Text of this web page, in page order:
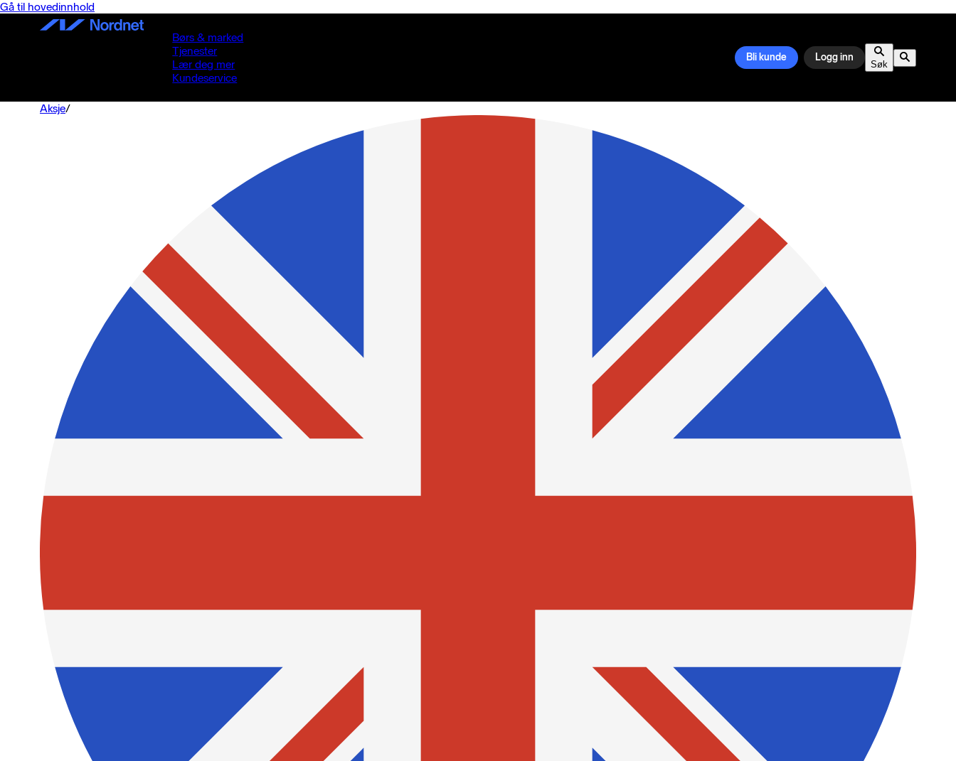
Gå til hovedinnhold
Børs & marked
Tjenester
Lær deg mer
Kundeservice
Bli kunde Logg inn
Søk
Aksje/